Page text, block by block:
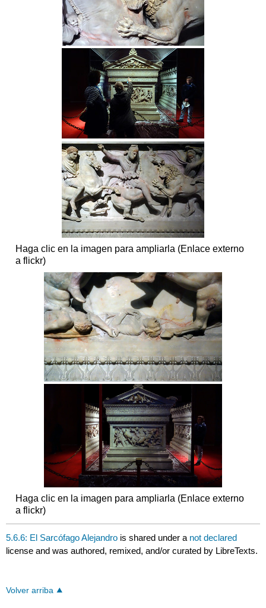
Haga clic en la imagen para ampliarla (Enlace externo
a flickr)
Haga clic en la imagen para ampliarla (Enlace externo
a flickr)
5.6.6: El Sarcófago Alejandro is shared under a not declared
license and was authored, remixed, and/or curated by LibreTexts.
Volver arriba